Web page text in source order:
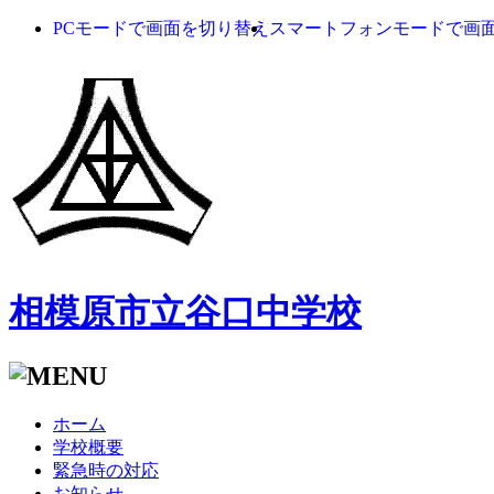
PCモードで画面を切り替え スマートフォンモードで画
相模原市立谷口中学校
ホーム
学校概要
緊急時の対応